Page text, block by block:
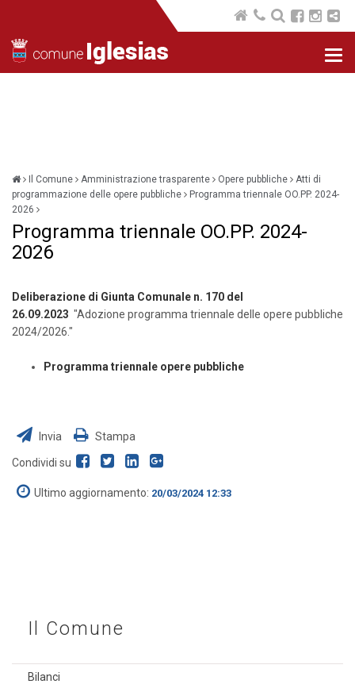
Il Comune Amministrazione trasparente Opere pubbliche
Atti di
programmazione delle opere pubbliche
Programma triennale OO.PP. 2024-
2026
Programma triennale OO.PP. 2024-
2026
Deliberazione di Giunta Comunale n. 170 del
26.09.2023 "Adozione programma triennale delle opere pubbliche
2024/2026."
Programma triennale opere pubbliche
Invia Stampa
Condividi su
Ultimo aggiornamento: 20/03/2024 12:33
Il Comune
Bilanci